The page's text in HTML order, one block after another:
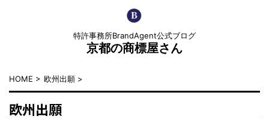
特許事務所BrandAgent公式ブログ
京都の商標屋さん
HOME > 欧州出願 >
欧州出願